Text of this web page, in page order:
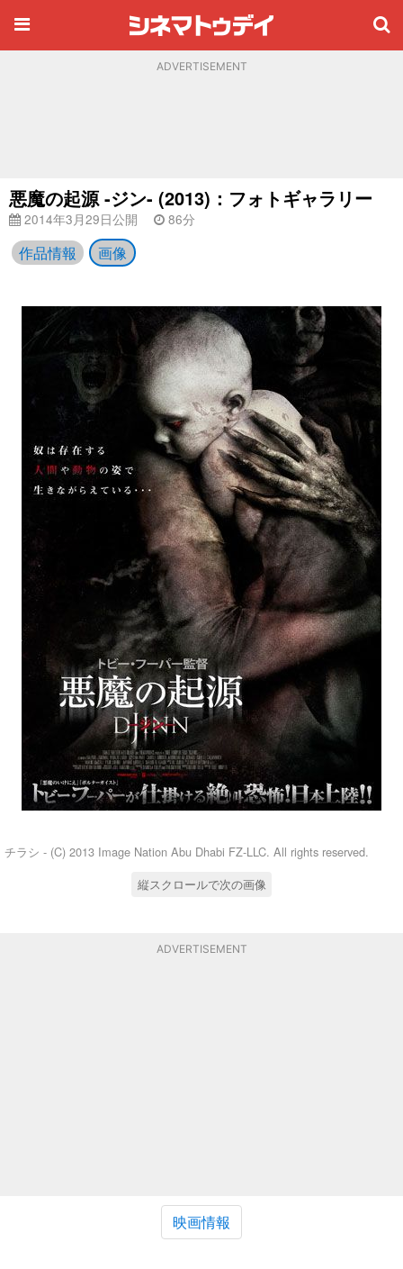
ADVERTISEMENT
悪魔の起源 -ジン- (2013)：フォトギャラリー
2014年3月29日公開 86分
作品情報 画像
チラシ - (C) 2013 Image Nation Abu Dhabi FZ-LLC. All rights reserved.
縦スクロールで次の画像
ADVERTISEMENT
映画情報